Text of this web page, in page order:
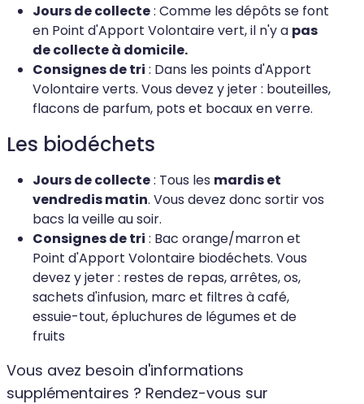
Jours de collecte: Comme les dépôts se font
en Point d'Apport Volontaire vert, il n'y a pas
de collecte à domicile.
Consignes de tri : Dans les points d'Apport
Volontaire verts. Vous devez y jeter : bouteilles,
flacons de parfum, pots et bocaux en verre.
Les biodéchets
Jours de collecte: Tous les mardis et
vendredis matin. Vous devez donc sortir vos
bacs la veille au soir.
Consignes de tri : Bac orange/marron et
Point d'Apport Volontaire biodéchets. Vous
devez y jeter : restes de repas, arrêtes, os,
sachets d'infusion, marc et filtres à café,
essuie-tout, épluchures de légumes et de
fruits
Vous avez besoin d'informations
supplémentaires ? Rendez-vous sur